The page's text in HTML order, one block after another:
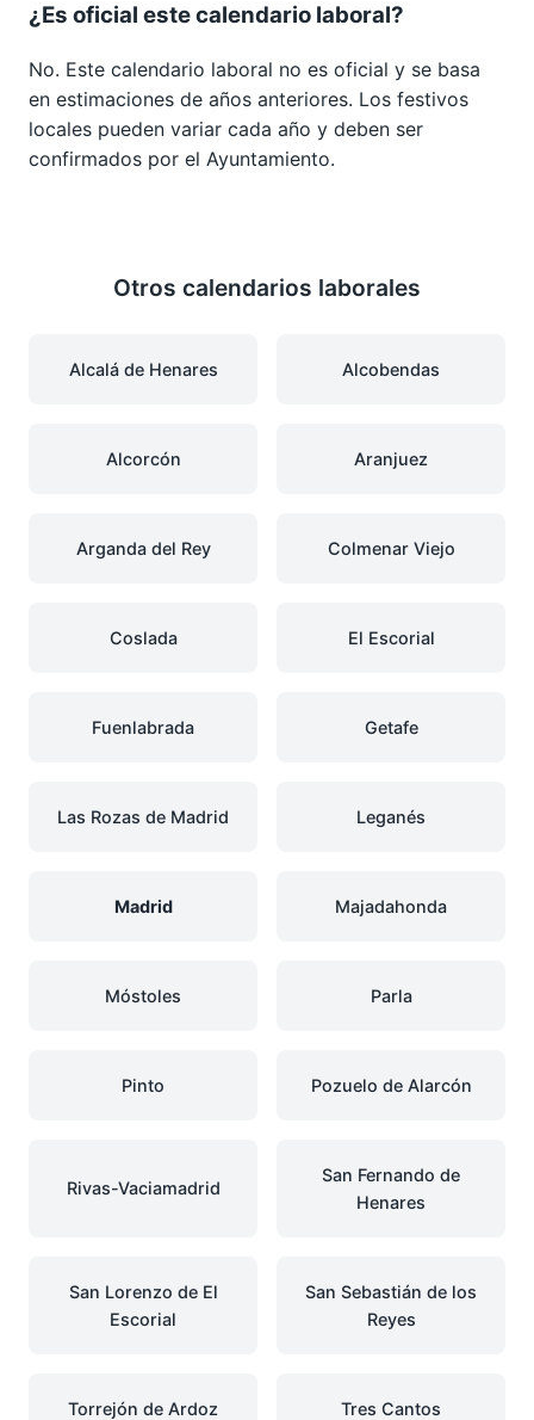
¿Es oficial este calendario laboral?
No. Este calendario laboral no es oficial y se basa
en estimaciones de años anteriores. Los festivos
locales pueden variar cada año y deben ser
confirmados por el Ayuntamiento.
Otros calendarios laborales
Alcalá de Henares Alcobendas
Alcorcón Aranjuez
Arganda del Rey Colmenar Viejo
Coslada El Escorial
Fuenlabrada Getafe
Las Rozas de Madrid Leganés
Madrid Majadahonda
Móstoles Parla
Pinto Pozuelo de Alarcón
Rivas-Vaciamadrid
San Fernando de
Henares
San Lorenzo de El
Escorial
San Sebastián de los
Reyes
Torrejón de Ardoz Tres Cantos